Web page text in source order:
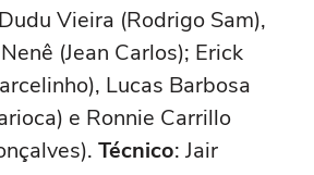
Vieira (Rodrigo Sam),
(Jean Carlos); Erick
Lucas Barbosa
e Ronnie Carrillo
Técnico: Jair